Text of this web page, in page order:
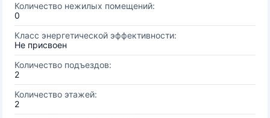
Количество нежилых помещений:
0
Класс энергетической эффективности:
Не присвоен
Количество подъездов:
2
Количество этажей:
2